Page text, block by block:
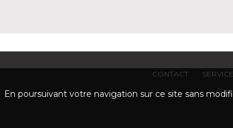
CONTACT
En poursuivant votre navigation sur ce site sans